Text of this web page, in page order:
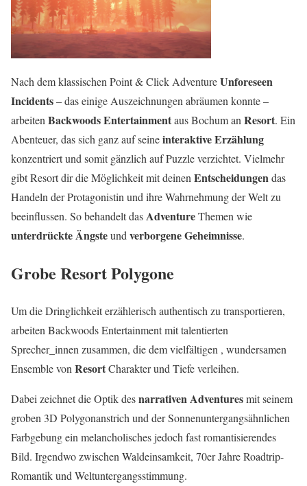
Nach dem klassischen Point & Click AdventureUnforeseen
Incidents– das einige Auszeichnungen abräumen konnte –
arbeiten Backwoods Entertainmentaus Bochum an Resort. Ein
Abenteuer, das sich ganz auf seineinteraktive Erzählung
konzentriert und somit gänzlich auf Puzzle verzichtet. Vielmehr
gibt Resort dir die Möglichkeit mit deinen Entscheidungendas
Handeln der Protagonistin und ihre Wahrnehmung der Welt zu
beeinflussen. So behandelt dasAdventureThemen wie
unterdrückte Ängsteund verborgene Geheimnisse.
Grobe Resort Polygone
Um die Dringlichkeit erzählerisch authentisch zu transportieren,
arbeiten Backwoods Entertainment mit talentierten
Sprecher_innen zusammen, die dem vielfältigen , wundersamen
Ensemble von ResortCharakter und Tiefe verleihen.
Dabei zeichnet die Optik desnarrativen Adventuresmit seinem
groben 3D Polygonanstrich und der Sonnenuntergangsähnlichen
Farbgebung ein melancholisches jedoch fast romantisierendes
Bild. Irgendwo zwischen Waldeinsamkeit, 70er Jahre Roadtrip-
Romantik und Weltuntergangsstimmung.